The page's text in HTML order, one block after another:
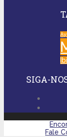
SIGA-
Fale